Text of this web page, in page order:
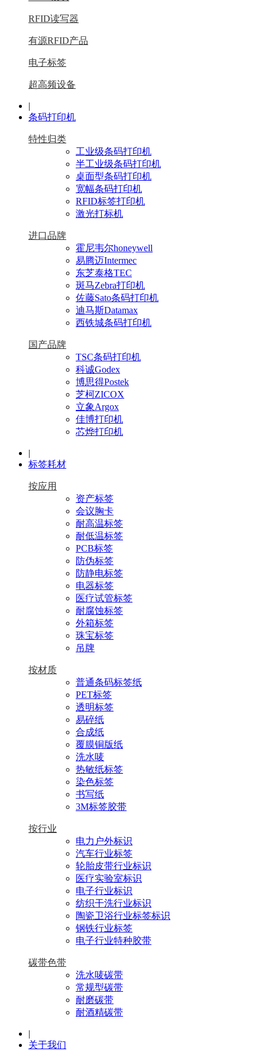
RFID读写器
有源RFID产品
电子标签
超高频设备
|
条码打印机
特性归类
工业级条码打印机
半工业级条码打印机
桌面型条码打印机
宽幅条码打印机
RFID标签打印机
激光打标机
进口品牌
霍尼韦尔honeywell
易腾迈Intermec
东芝泰格TEC
斑马Zebra打印机
佐藤Sato条码打印机
迪马斯Datamax
西铁城条码打印机
国产品牌
TSC条码打印机
科诚Godex
博思得Postek
芝柯ZICOX
立象Argox
佳博打印机
芯烨打印机
|
标签耗材
按应用
资产标签
会议胸卡
耐高温标签
耐低温标签
PCB标签
防伪标签
防静电标签
电器标签
医疗试管标签
耐腐蚀标签
外箱标签
珠宝标签
吊牌
按材质
普通条码标签纸
PET标签
透明标签
易碎纸
合成纸
覆膜铜版纸
洗水唛
热敏纸标签
染色标签
书写纸
3M标签胶带
按行业
电力户外标识
汽车行业标签
轮胎皮带行业标识
医疗实验室标识
电子行业标识
纺织干洗行业标识
陶瓷卫浴行业标签标识
钢铁行业标签
电子行业特种胶带
碳带色带
洗水唛碳带
常规型碳带
耐磨碳带
耐酒精碳带
|
关于我们